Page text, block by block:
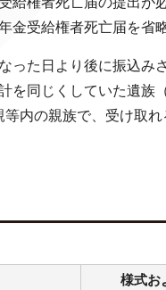
受給権者死亡届を省
った日より後に振込み
を同じくしていた遺族
内の親族で、受け取
様式お